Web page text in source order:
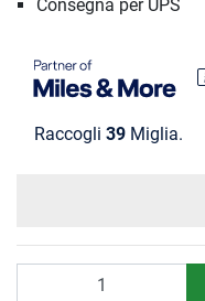
Consegna per UPS
Raccogli 39 Miglia.